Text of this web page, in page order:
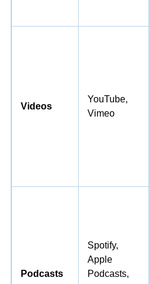
Videos
YouTube,
Vimeo
Podcasts
Spotify,
Apple
Podcasts,